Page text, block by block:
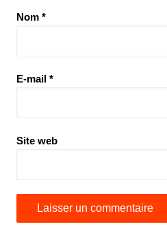
Nom *
E-mail *
Site web